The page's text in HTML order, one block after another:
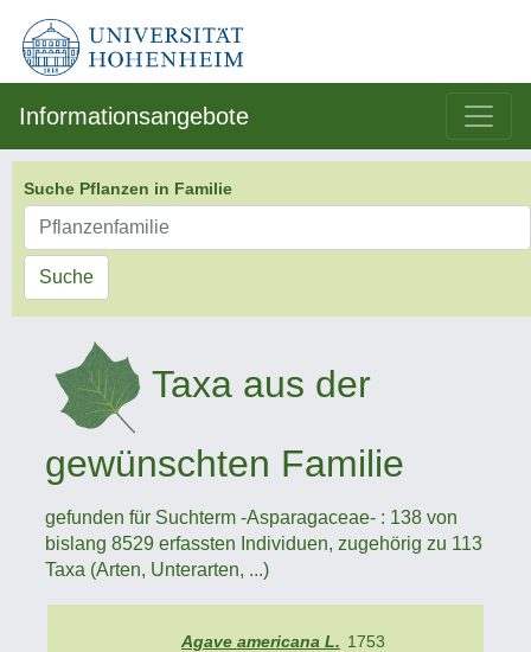
Informationsangebote
Suche Pflanzen in Familie
Suche
Taxa aus der
gewünschten Familie
gefunden für Suchterm -Asparagaceae- : 138 von
bislang 8529 erfassten Individuen, zugehörig zu 113
Taxa (Arten, Unterarten, ...)
Agave americana L. 1753